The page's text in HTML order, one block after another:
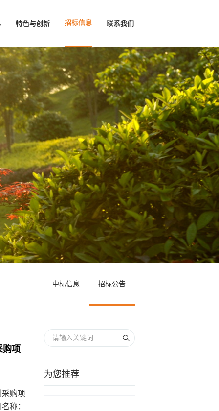
特色与创新 招标信息 联系我们
中标信息 招标公告
购项
购项
称：
为您推荐